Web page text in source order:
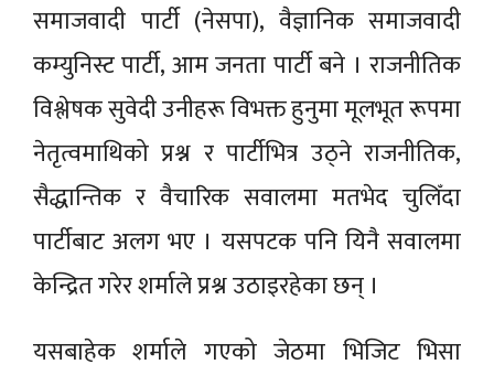
समाजवादी पार्टी (नेसपा), वैज्ञानिक समाजवादी
कम्युनिस्ट पार्टी, आम जनता पार्टी बने । राजनीतिक
विश्लेषक सुवेदी उनीहरू विभक्त हुनुमा मूलभूत रूपमा
नेतृत्वमाथिको प्रश्न र पार्टीभित्र उठ्ने राजनीतिक,
सैद्धान्तिक र वैचारिक सवालमा मतभेद चुलिँदा
पार्टीबाट अलग भए । यसपटक पनि यिनै सवालमा
केन्द्रित गरेर शर्माले प्रश्न उठाइरहेका छन् ।
यसबाहेक शर्माले गएको जेठमा भिजिट भिसा